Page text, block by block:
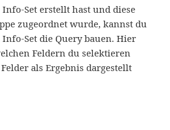
Set erstellt hast und diese
zugeordnet wurde, kannst du
Set die Query bauen. Hier
Feldern du selektieren
als Ergebnis dargestellt